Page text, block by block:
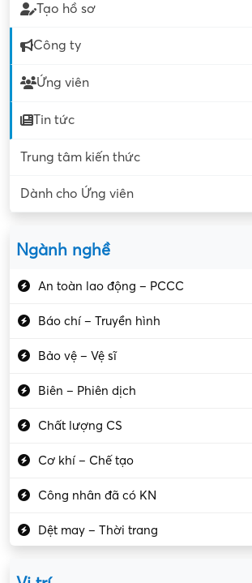
Tạo hồ sơ
Công ty
Ứng viên
Tin tức
Trung tâm kiến thức
Dành cho Ứng viên
Ngành nghề
An toàn lao động – PCCC
Báo chí – Truyền hình
Bảo vệ – Vệ sĩ
Biên – Phiên dịch
Chất lượng CS
Cơ khí – Chế tạo
Công nhân đã có KN
Dệt may – Thời trang